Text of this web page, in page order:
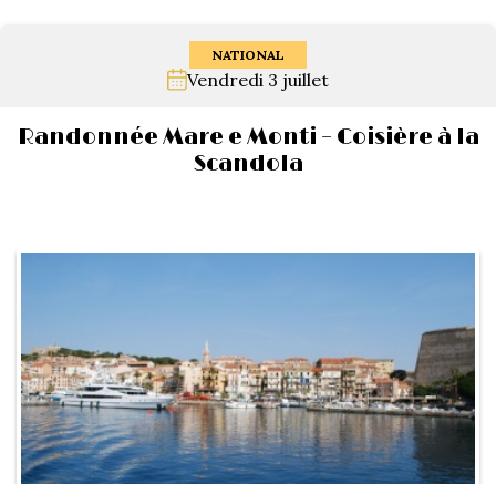
NATIONAL
Vendredi 3 juillet
Randonnée Mare e Monti – Coisière à la
Scandola